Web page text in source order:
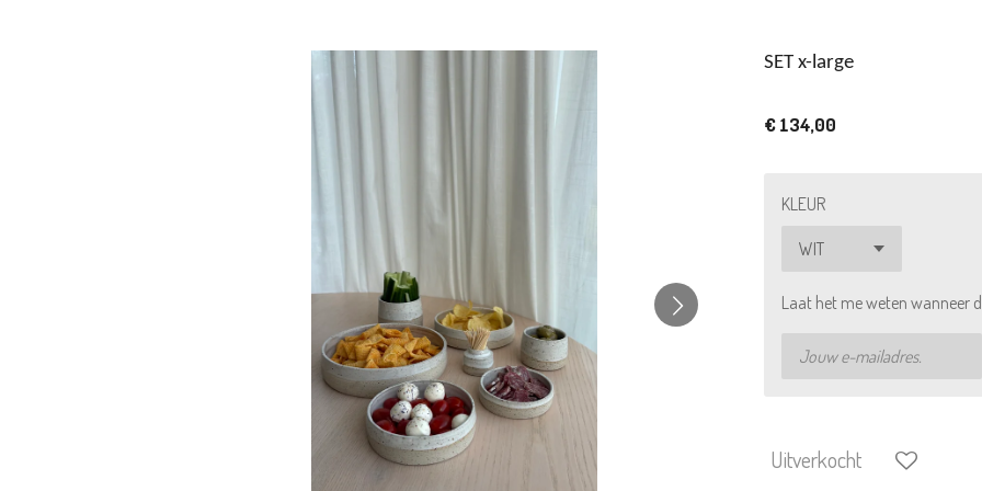
SET x-large
€ 134,00
KLEUR
Laat het me weten wanneer
Uitverkocht